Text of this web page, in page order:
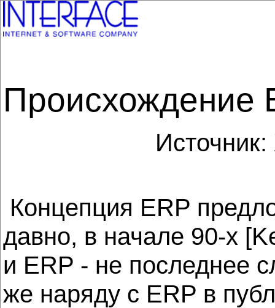
Происхождение
Источник:
Концепция ERP
давно, в начале 90-х
и ERP - не последнее
же наряду с ERP в